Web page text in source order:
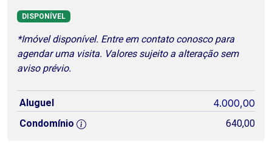
DISPONÍVEL
*Imóvel disponível. Entre em contato conosco para
agendar uma visita. Valores sujeito a alteração sem
aviso prévio.
Aluguel 4.000,00
Condomínio 640,00